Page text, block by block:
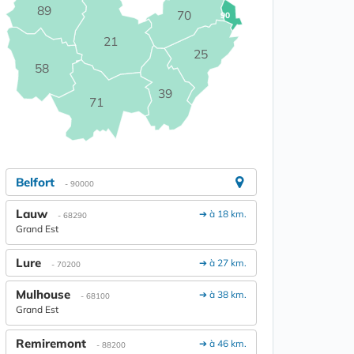
21
25
39
58
70
71
89 90
Belfort - 90000
➔ à 18 km.
Lauw - 68290
Grand Est
➔ à 27 km.
Lure - 70200
➔ à 38 km.
Mulhouse - 68100
Grand Est
➔ à 46 km.
Remiremont - 88200